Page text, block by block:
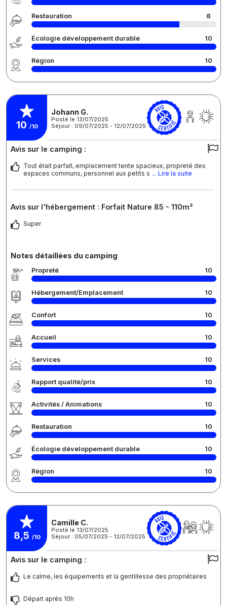
Restauration 8
Écologie développement durable 10
Région 10
10 /10
Johann G.
Posté le 13/07/2025
Séjour : 09/07/2025 - 12/07/2025
Avis sur le camping :
Tout était parfait, emplacement tente spacieux, propreté des
espaces communs, personnel aux petits s ... Lire la suite
Avis sur l'hébergement : Forfait Nature 85 - 110m²
Super
Notes détaillées du camping
Propreté 10
Hébergement/Emplacement 10
Confort 10
Accueil 10
Services 10
Rapport qualité/prix 10
Activités / Animations 10
Restauration 10
Écologie développement durable 10
Région 10
8,5 /10
Camille C.
Posté le 13/07/2025
Séjour : 05/07/2025 - 12/07/2025
Avis sur le camping :
Le calme, les équipements et la gentillesse des propriétaires
Départ après 10h